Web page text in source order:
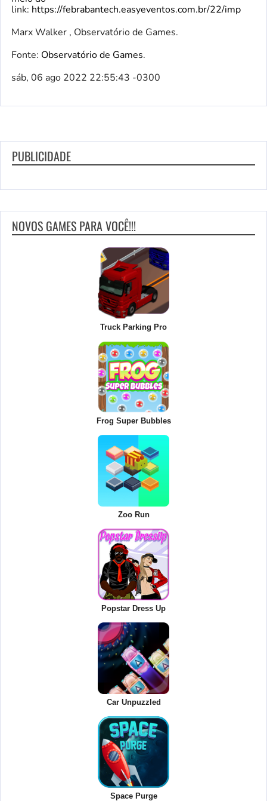
link: https://febrabantech.easyeventos.com.br/22/imp
Marx Walker , Observatório de Games.
Fonte: Observatório de Games.
sáb, 06 ago 2022 22:55:43 -0300
PUBLICIDADE
NOVOS GAMES PARA VOCÊ!!!
Truck Parking Pro
Frog Super Bubbles
Zoo Run
Popstar Dress Up
Car Unpuzzled
Space Purge